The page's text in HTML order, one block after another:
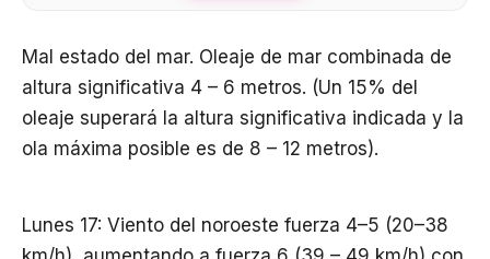
Mal estado del mar. Oleaje de mar combinada de
altura significativa 4 – 6 metros. (Un 15% del
oleaje superará la altura significativa indicada y la
ola máxima posible es de 8 – 12 metros).
Lunes 17: Viento del noroeste fuerza 4–5 (20–38